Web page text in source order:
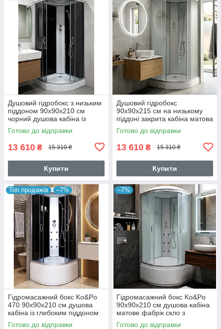
Душовий гідробокс з низьким
піддоном 90x90х210 см
чорний душова кабіна із
заднім склом
Готово до відправки
13 610 ₴ 15 310 ₴
Купити
Душовий гідробокс
90х90х215 см на низькому
піддоні закрита кабіна матова
з білими задніми стінками
Готово до відправки
13 610 ₴ 15 310 ₴
Купити
Топ продажів –7%
Гідромасажний бокс Ko&Po
470 90x90х210 см душова
кабіна із глибоким піддоном
розсувні двері сіре скло
Готово до відправки
–7%
Гідромасажний бокс Ko&Po
90х90х210 см душова кабіна
матове фабрік скло з
глибоким піддоном
Готово до відправки